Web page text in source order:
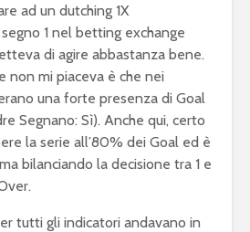
ad un dutching 1X
1 nel betting exchange
di agire abbastanza bene.
non mi piaceva è che nei
una forte presenza di Goal
Segnano: Sì). Anche qui, certo
la serie all’80% dei Goal ed è
bilanciando la decisione tra 1 e
tutti gli indicatori andavano in